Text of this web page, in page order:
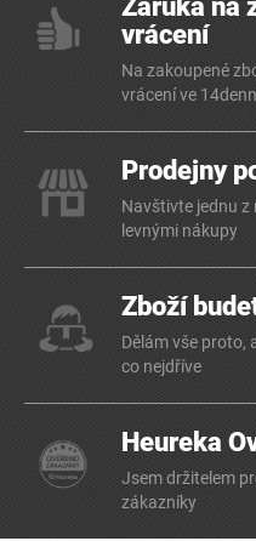
Záruka na
vrácení
Na zakoupené
vrácení ve
Prodejny
Navštivte jednu z
levnými nákupy
Zboží
Dělám vše proto,
co nejdříve
Heureka
Jsem držitelem
zákazníky